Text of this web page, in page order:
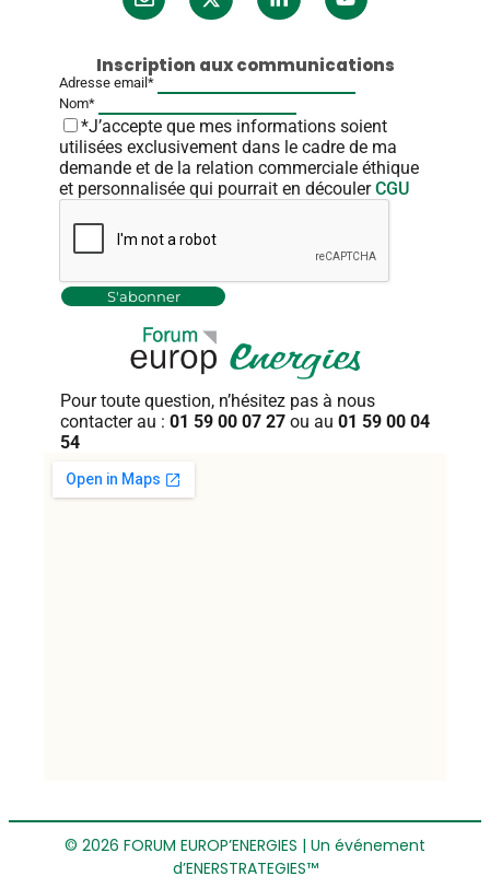
Inscription aux communications
Adresse email*
Nom*
*J’accepte que mes informations soient
utilisées exclusivement dans le cadre de ma
demande et de la relation commerciale éthique
et personnalisée qui pourrait en découlerCGU
Pour toute question, n’hésitez pas à nous
contacter au : 01 59 00 07 27 ou au 01 59 00 04
54
© 2026 FORUM EUROP’ENERGIES | Un événement
d’ENERSTRATEGIES™